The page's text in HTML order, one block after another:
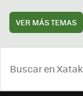
VER MÁS TEMAS